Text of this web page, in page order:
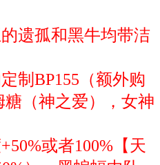
遗孤和黑牛均带洁
制BP155（额外购
（神之爱），女神
或者100%【天